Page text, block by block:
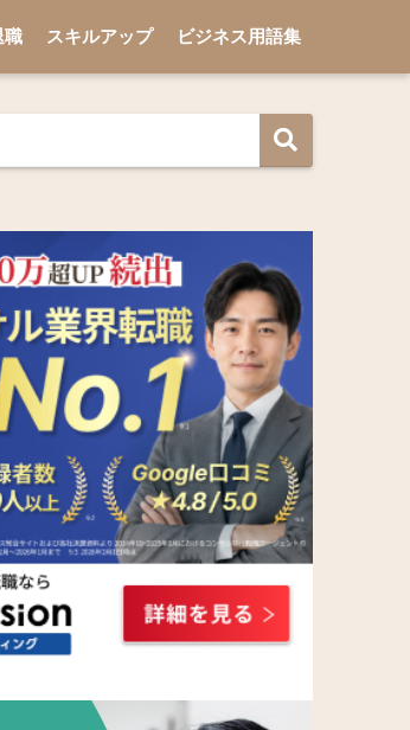
職 スキルアップ ビジネス用語集